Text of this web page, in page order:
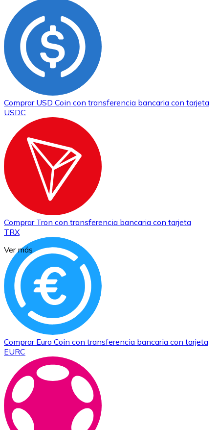
Comprar USD Coin con transferencia bancaria con tarjeta
USDC
Comprar Tron con transferencia bancaria con tarjeta
TRX
Comprar Euro Coin con transferencia bancaria con tarjeta
EURC
Ver más